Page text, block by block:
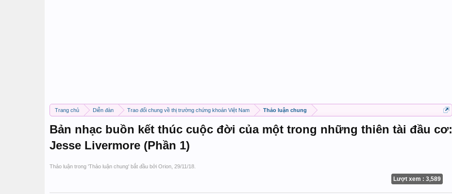
Trang chủ Diễn đàn Trao đổi chung về thị trường chứng khoán Việt Nam Thảo luận chung
Bản nhạc buồn kết thúc cuộc đời của một trong những thiên tài đầu cơ:
Jesse Livermore (Phần 1)
Thảo luận trong 'Thảo luận chung' bắt đầu bởi Orion 29/11/18
Lượt xem : 3,589